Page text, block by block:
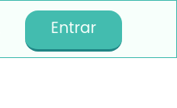
Entrar